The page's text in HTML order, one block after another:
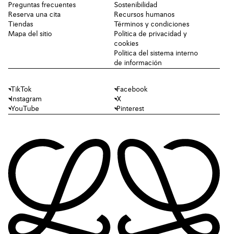
Preguntas frecuentes
Reserva una cita
Tiendas
Mapa del sitio
Sostenibilidad
Recursos humanos
Términos y condiciones
Política de privacidad y
cookies
Política del sistema interno
de información
TikTok
Facebook
Instagram
X
YouTube
Pinterest